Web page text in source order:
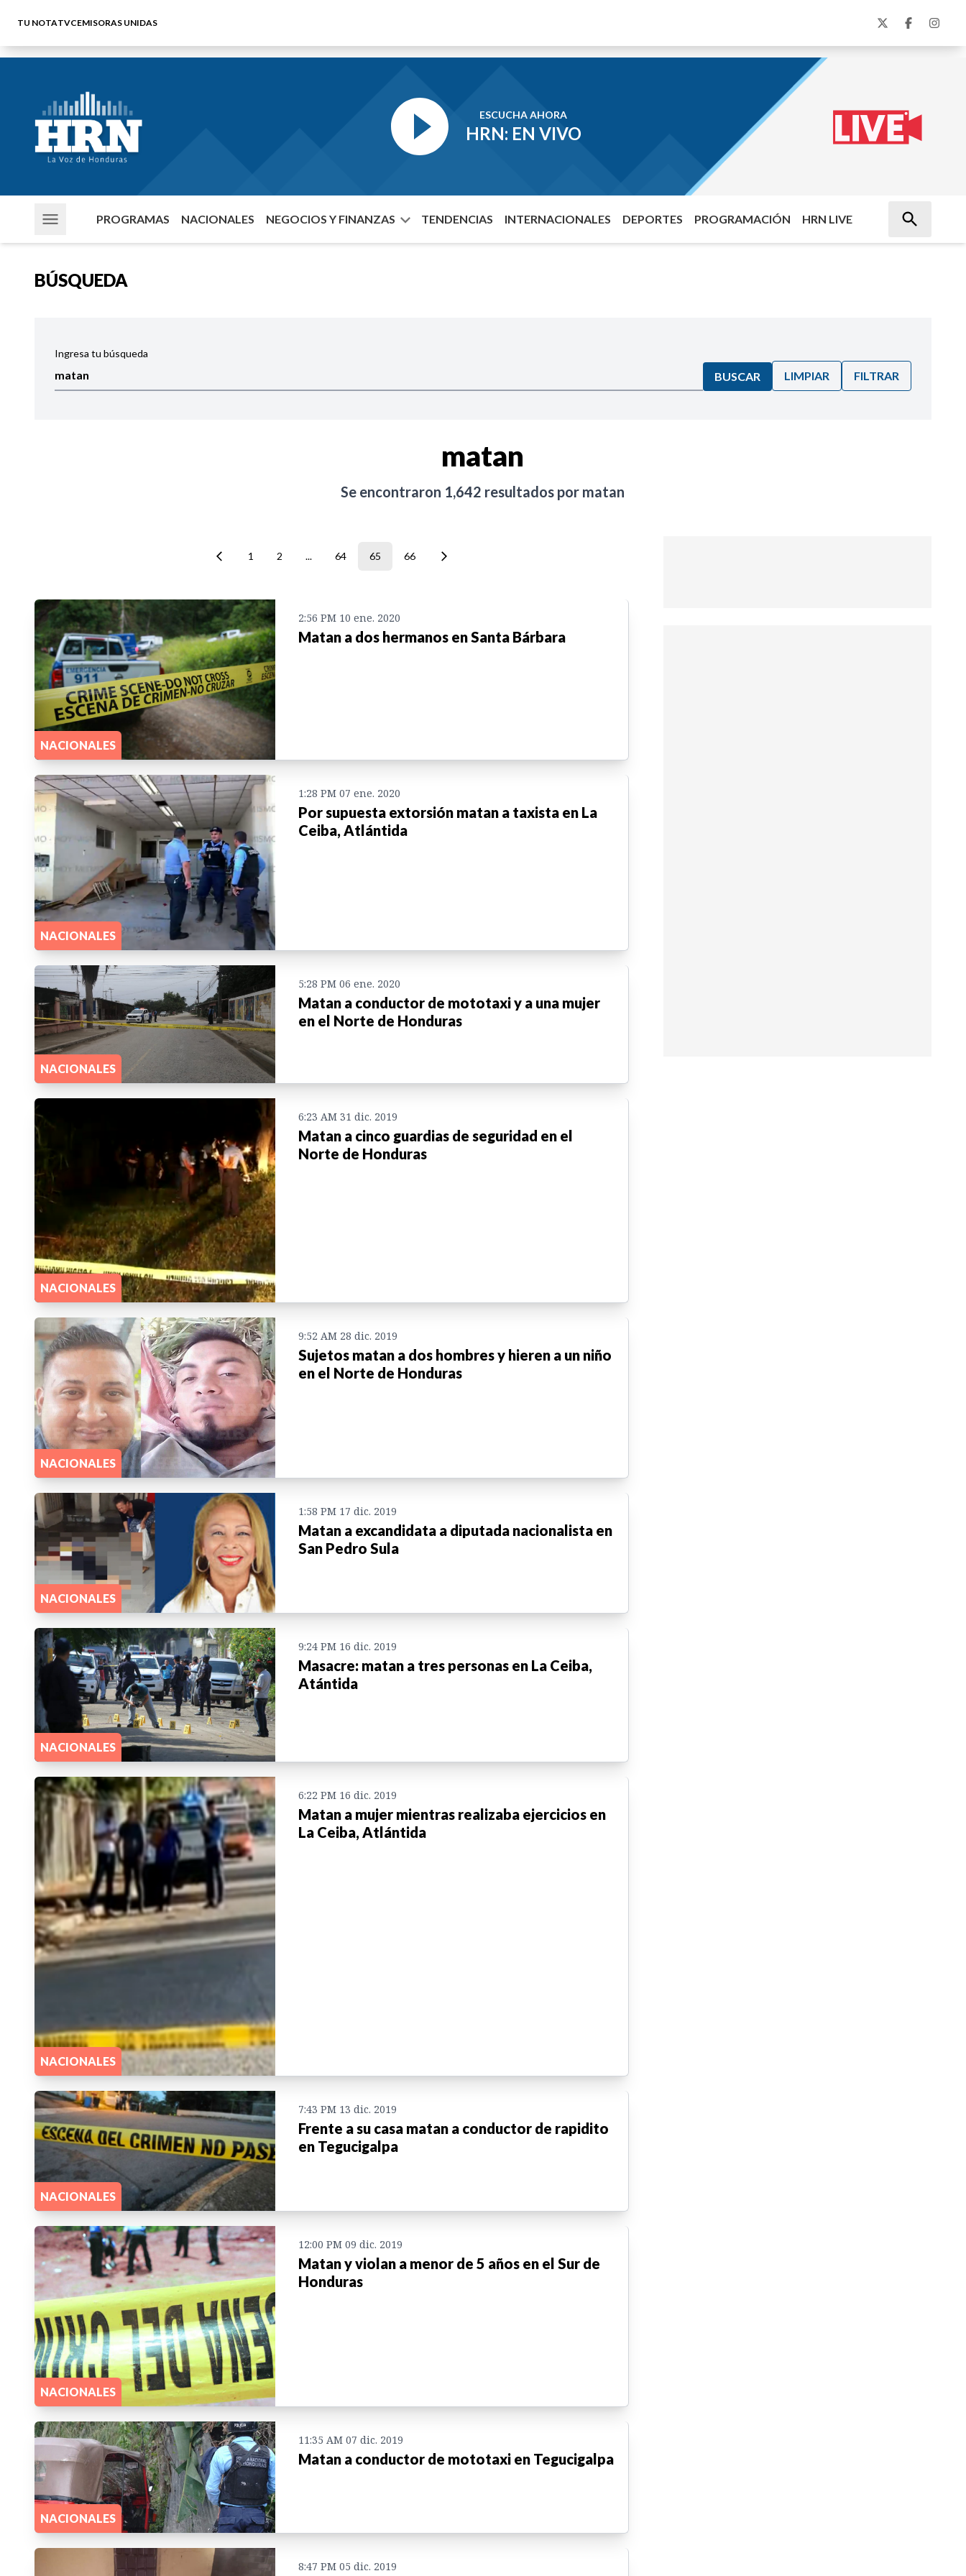
TU NOTATVCEMISORAS UNIDAS
ESCUCHA AHORA
HRN: EN VIVO
PROGRAMAS NACIONALES NEGOCIOS Y FINANZAS TENDENCIAS INTERNACIONALES DEPORTES PROGRAMACIÓN HRN LIVE
BÚSQUEDA
Ingresa tu búsqueda
BUSCAR LIMPIAR FILTRAR
matan
Se encontraron 1,642 resultados por matan
1 2 ... 64 65 66
NACIONALES
2:56 PM 10 ene. 2020
Matan a dos hermanos en Santa Bárbara
NACIONALES
1:28 PM 07 ene. 2020
Por supuesta extorsión matan a taxista en La
Ceiba, Atlántida
NACIONALES
5:28 PM 06 ene. 2020
Matan a conductor de mototaxi y a una mujer
en el Norte de Honduras
NACIONALES
6:23 AM 31 dic. 2019
Matan a cinco guardias de seguridad en el
Norte de Honduras
NACIONALES
9:52 AM 28 dic. 2019
Sujetos matan a dos hombres y hieren a un niño
en el Norte de Honduras
NACIONALES
1:58 PM 17 dic. 2019
Matan a excandidata a diputada nacionalista en
San Pedro Sula
NACIONALES
9:24 PM 16 dic. 2019
Masacre: matan a tres personas en La Ceiba,
Atántida
NACIONALES
6:22 PM 16 dic. 2019
Matan a mujer mientras realizaba ejercicios en
La Ceiba, Atlántida
NACIONALES
7:43 PM 13 dic. 2019
Frente a su casa matan a conductor de rapidito
en Tegucigalpa
NACIONALES
12:00 PM 09 dic. 2019
Matan y violan a menor de 5 años en el Sur de
Honduras
NACIONALES
11:35 AM 07 dic. 2019
Matan a conductor de mototaxi en Tegucigalpa
8:47 PM 05 dic. 2019